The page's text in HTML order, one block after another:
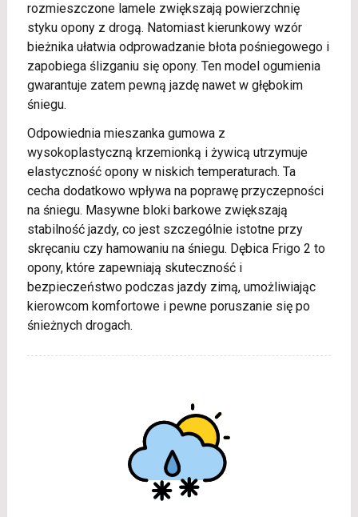
rozmieszczone lamele zwiększają powierzchnię
styku opony z drogą. Natomiast kierunkowy wzór
bieżnika ułatwia odprowadzanie błota pośniegowego i
zapobiega ślizganiu się opony. Ten model ogumienia
gwarantuje zatem pewną jazdę nawet w głębokim
śniegu.
Odpowiednia mieszanka gumowa z
wysokoplastyczną krzemionką i żywicą utrzymuje
elastyczność opony w niskich temperaturach. Ta
cecha dodatkowo wpływa na poprawę przyczepności
na śniegu. Masywne bloki barkowe zwiększają
stabilność jazdy, co jest szczególnie istotne przy
skręcaniu czy hamowaniu na śniegu. Dębica Frigo 2 to
opony, które zapewniają skuteczność i
bezpieczeństwo podczas jazdy zimą, umożliwiając
kierowcom komfortowe i pewne poruszanie się po
śnieżnych drogach.